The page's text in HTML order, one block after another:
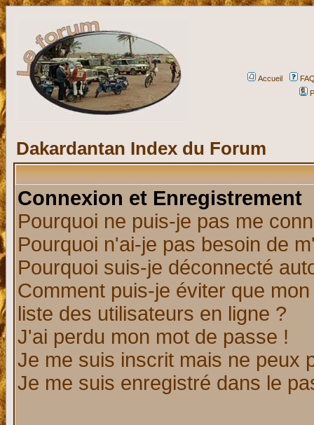
Accueil
Dakardantan Index du Forum
Connexion et Enregistrement
Pourquoi ne puis-je pas me
Pourquoi n'ai-je pas besoin de
Pourquoi suis-je déconnecté
Comment puis-je éviter que
liste des utilisateurs en ligne ?
J'ai perdu mon mot de passe !
Je me suis inscrit mais ne peux
Je me suis enregistré dans le